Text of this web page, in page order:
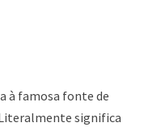
à famosa fonte de
significa